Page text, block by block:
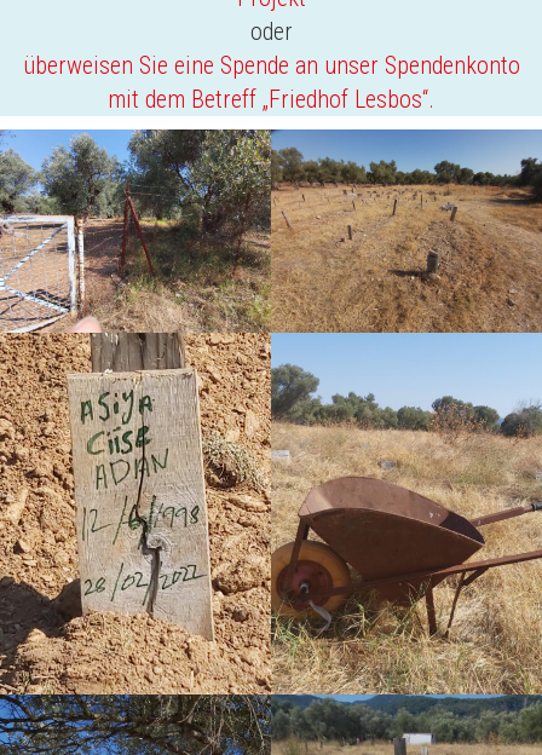
oder
überweisen Sie eine Spende an unser Spendenkonto
mit dem Betreff „Friedhof Lesbos“.